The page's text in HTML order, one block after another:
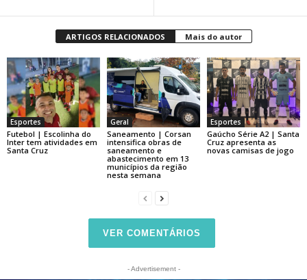
ARTIGOS RELACIONADOS Mais do autor
Esportes
Futebol | Escolinha do
Inter tem atividades em
Santa Cruz
Geral
Saneamento | Corsan
intensifica obras de
saneamento e
abastecimento em 13
municípios da região
nesta semana
Esportes
Gaúcho Série A2 | Santa
Cruz apresenta as
novas camisas de jogo
VER COMENTÁRIOS
- Advertisement -